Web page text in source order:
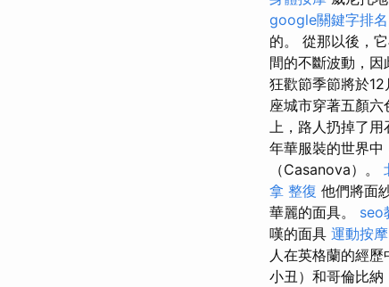
google關鍵字排名
的。 從那以後，
間的不斷波動，因
狂歡節季節將於
座城市穿著五顏六
上，路人扔掉了
年華服裝的世界
（Casanova）。
拿 整復 他們將面
華麗的面具。 seo
嘆的面具 運動按摩
人在英格蘭的經
小丑）和哥倫比